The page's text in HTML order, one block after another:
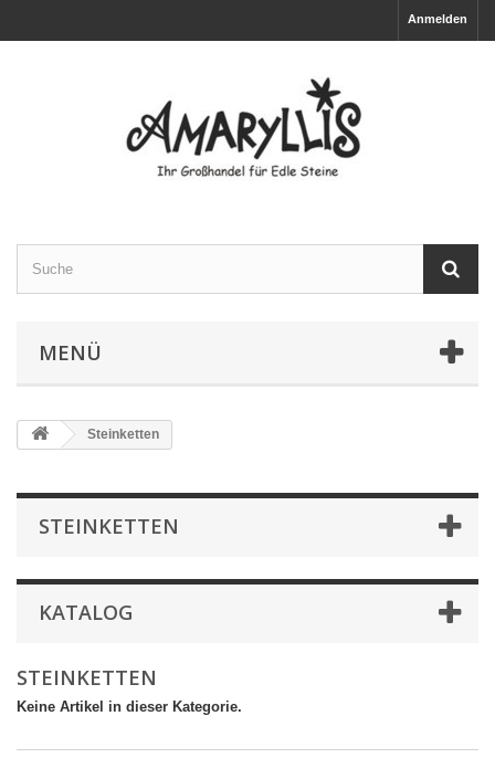
Anmelden
MENÜ
Steinketten
STEINKETTEN
KATALOG
STEINKETTEN
Keine Artikel in dieser Kategorie.